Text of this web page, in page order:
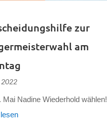
zur
am
2022
Mai Nadine Wiederhold wählen!